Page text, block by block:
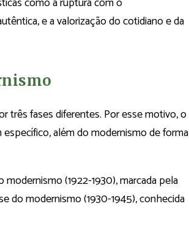
e a valorização do cotidiano e da
três fases diferentes. Por esse motivo, o
além do modernismo de forma
modernismo (1922-1930), marcada pela
do modernismo (1930-1945), conhecida